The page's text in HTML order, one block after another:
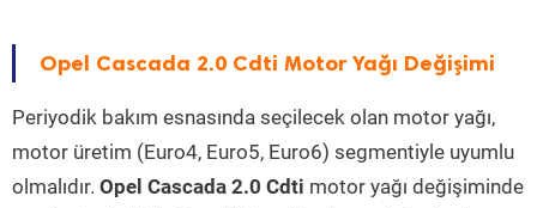
Opel Cascada 2.0 Cdti Motor Yağı Değişimi
Periyodik bakım esnasında seçilecek olan motor yağı,
motor üretim (Euro4, Euro5, Euro6) segmentiyle uyumlu
olmalıdır. Opel Cascada 2.0 Cdti motor yağı değişiminde